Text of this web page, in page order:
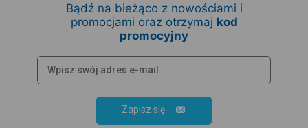
Bądź na bieżąco z nowościami i
promocjami oraz otrzymaj kod
promocyjny
Zapisz się